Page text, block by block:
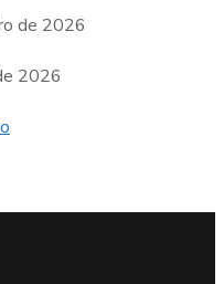
de 2026
2026